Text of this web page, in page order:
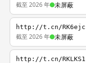
截至 2026 年 未屏蔽
http://t.cn/RK6ejc
截至 2026 年 未屏蔽
http://t.cn/RKLKS1